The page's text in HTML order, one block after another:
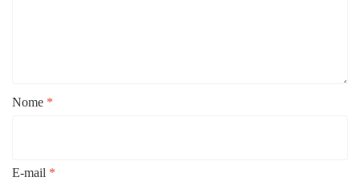
Nome *
E-mail *